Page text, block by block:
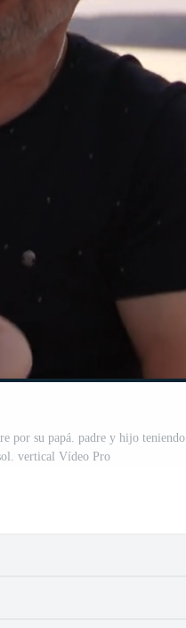
por su papá. padre y hijo teniendo
vertical Vídeo Pro